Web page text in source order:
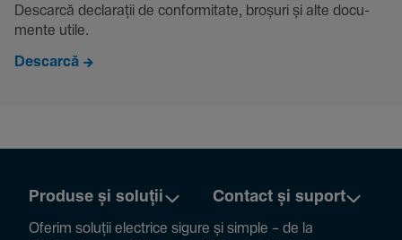
Descarcă decla­rații de conformitate, broșuri și alte docu­
mente utile.
Descarcă
Produse și soluții Contact și suport
Oferim soluții electrice sigure și simple – de la